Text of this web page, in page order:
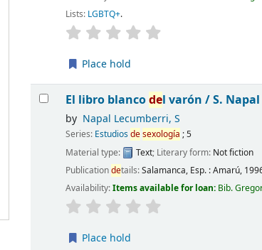
Lists: LGBTQ+.
Place hold
El libro blancodel varón /S.
by Napal Lecumberri, S
Series: Estudiosdesexología ; 5
Material type:
Text; Literary form: Not fiction
Publicationdetails:Salamanca, Esp. :Amarú,
Availability:Items available for loan: Bib.
Place hold